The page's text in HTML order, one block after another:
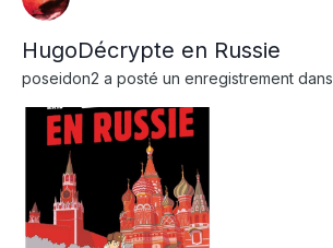
HugoDécrypte en Russie
poseidon2 a posté un enregistrement dans